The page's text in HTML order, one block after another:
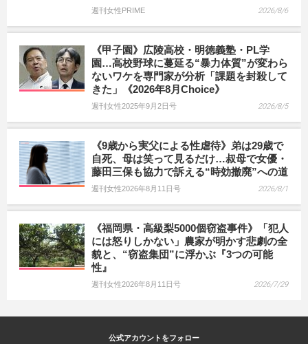
週刊女性PRIME 2026/8/6
《甲子園》広陵高校・明徳義塾・PL学
園…高校野球に蔓延る“暴力体質”が変わら
ないワケを専門家が分析「課題を封殺して
きた」《2026年8月Choice》
週刊女性2025年9月2日号 2026/8/5
《9歳から実父による性虐待》弟は29歳で
自死、母は笑って見るだけ…叔母で女優・
藤田三保も協力で訴える“時効撤廃”への道
週刊女性2026年8月11日号 2026/8/1
《福岡県・高級梨5000個窃盗事件》「犯人
には怒りしかない」農家が明かす悲劇の全
貌と、“窃盗集団”に浮かぶ『3つの可能
性』
週刊女性2026年8月11日号 2026/7/29
公式アカウントをフォロー